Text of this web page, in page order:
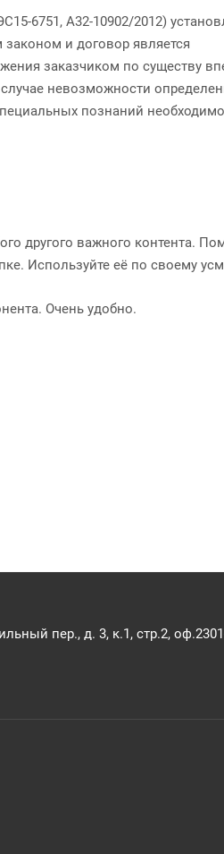
6751, А32-10902/2012)
и договор является
заказчиком по существу
невозможности
познаний необходимо
другого важного контента.
Используйте её по своему
Очень удобно.
пер., д. 3, к.1, стр.2,